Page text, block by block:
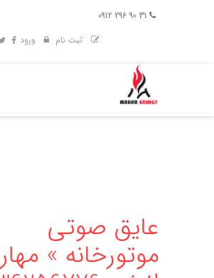
ثبت نام
ورود
عایق صوتی
موتورخانه » مهار